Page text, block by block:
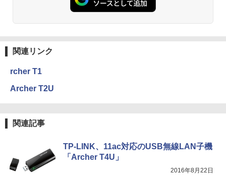
関連リンク
rcher T1
Archer T2U
関連記事
TP-LINK、11ac対応のUSB無線LAN子機
「Archer T4U」
2016年8月22日